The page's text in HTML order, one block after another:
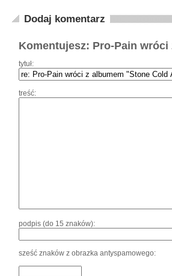
Dodaj komentarz
Komentujesz: Pro-Pain
tytuł:
treść:
podpis (do 15 znaków):
sześć znaków z obrazka antyspamowego: